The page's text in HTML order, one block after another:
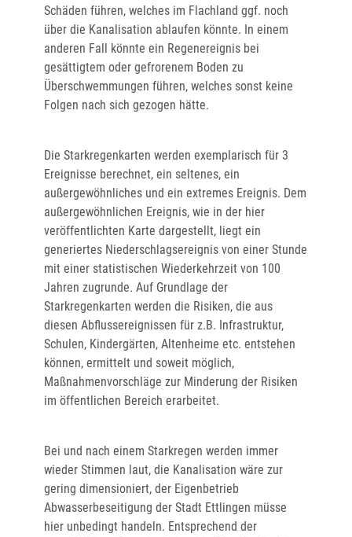
Schäden führen, welches im Flachland ggf. noch
über die Kanalisation ablaufen könnte. In einem
anderen Fall könnte ein Regenereignis bei
gesättigtem oder gefrorenem Boden zu
Überschwemmungen führen, welches sonst keine
Folgen nach sich gezogen hätte.
Die Starkregenkarten werden exemplarisch für 3
Ereignisse berechnet, ein seltenes, ein
außergewöhnliches und ein extremes Ereignis. Dem
außergewöhnlichen Ereignis, wie in der hier
veröffentlichten Karte dargestellt, liegt ein
generiertes Niederschlagsereignis von einer Stunde
mit einer statistischen Wiederkehrzeit von 100
Jahren zugrunde. Auf Grundlage der
Starkregenkarten werden die Risiken, die aus
diesen Abflussereignissen für z.B. Infrastruktur,
Schulen, Kindergärten, Altenheime etc. entstehen
können, ermittelt und soweit möglich,
Maßnahmenvorschläge zur Minderung der Risiken
im öffentlichen Bereich erarbeitet.
Bei und nach einem Starkregen werden immer
wieder Stimmen laut, die Kanalisation wäre zur
gering dimensioniert, der Eigenbetrieb
Abwasserbeseitigung der Stadt Ettlingen müsse
hier unbedingt handeln. Entsprechend der